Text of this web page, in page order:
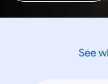
See